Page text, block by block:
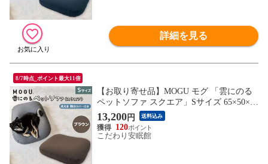
詳細を見る
8/7時点_ポイント最大11倍
【お取り寄せ品】MOGU モグ 「雲にのる
ペットソファ スクエア」Sサイズ 65×50×16
cm パウダービーズ クッション 本体 カバ
ー付 正規品 防水 日本製 座布団 クッショ
ン ペット 犬 猫 ペットベッド 無地 やわら
13,200円 送料込み
120
こだわり安眠館